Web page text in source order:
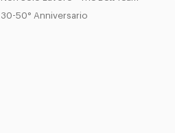
30-50° Anniversario